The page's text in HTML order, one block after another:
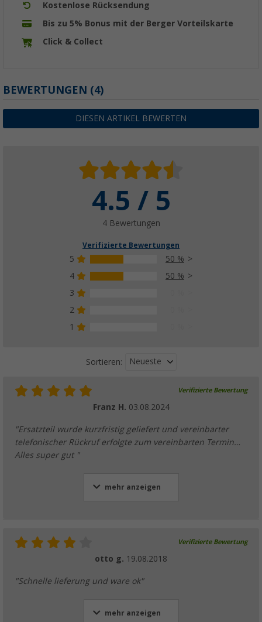
Kostenlose Rücksendung
Bis zu 5% Bonus mit der Berger Vorteilskarte
Click & Collect
BEWERTUNGEN (4)
DIESEN ARTIKEL BEWERTEN
4.5 / 5
4 Bewertungen
Verifizierte Bewertungen
5
50 %
4
50 %
3
2
1
Sortieren: Neueste
Verifizierte Bewertung
Franz H. 03.08.2024
"Ersatzteil wurde kurzfristig geliefert und vereinbarter
telefonischer Rückruf erfolgte zum vereinbarten Termin…
Alles super gut "
mehr anzeigen
Verifizierte Bewertung
otto g. 19.08.2018
"Schnelle lieferung und ware ok"
mehr anzeigen